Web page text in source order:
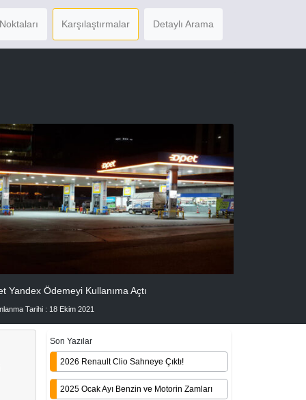
Karşılaştırmalar Detaylı Arama
Yandex Ödemeyi Kullanıma Açtı
Tarihi : 18 Ekim 2021
Son Yazılar
2026 Renault Clio Sahneye Çıktı!
2025 Ocak Ayı Benzin ve Motorin Zamları